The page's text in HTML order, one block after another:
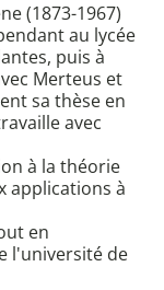
(1873-1967)
au lycée
puis à
Merteus et
sa thèse en
avec
à la théorie
applications à
en
l'université de